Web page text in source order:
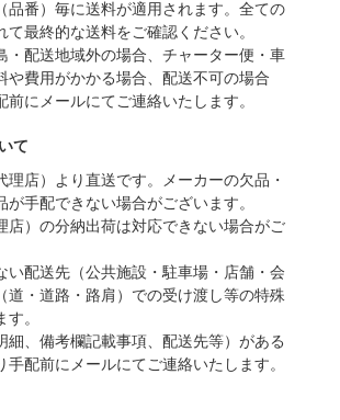
品番）毎に送料が適用されます。全ての
最終的な送料をご確認ください。
・配送地域外の場合、チャーター便・車
や費用がかかる場合、配送不可の場合
前にメールにてご連絡いたします。
て
理店）より直送です。メーカーの欠品・
が手配できない場合がございます。
店）の分納出荷は対応できない場合がご
い配送先（公共施設・駐車場・店舗・会
道・道路・路肩）での受け渡し等の特殊
。
細、備考欄記載事項、配送先等）がある
手配前にメールにてご連絡いたします。